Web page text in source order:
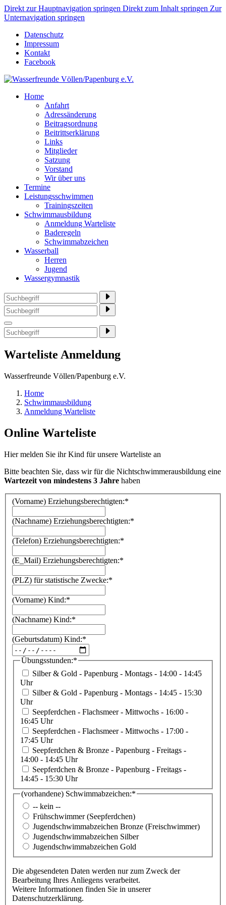
Direkt zur Hauptnavigation springen Direkt zum Inhalt springen Zur
Unternavigation springen
Datenschutz
Impressum
Kontakt
Facebook
Home
Anfahrt
Adressänderung
Beitragsordnung
Beitrittserklärung
Links
Mitglieder
Satzung
Vorstand
Wir über uns
Termine
Leistungsschwimmen
Trainingszeiten
Schwimmausbildung
Anmeldung Warteliste
Baderegeln
Schwimmabzeichen
Wasserball
Herren
Jugend
Wassergymnastik
Warteliste Anmeldung
Wasserfreunde Völlen/Papenburg e.V.
Home
Schwimmausbildung
Anmeldung Warteliste
Online Warteliste
Hier melden Sie ihr Kind für unsere Warteliste an
Bitte beachten Sie, dass wir für die Nichtschwimmerausbildung eine
Wartezeit von mindestens 3 Jahre haben
(Vorname) Erziehungsberechtigten:*
(Nachname) Erziehungsberechtigten:*
(Telefon) Erziehungsberechtigten:*
(E_Mail) Erziehungsberechtigten:*
(PLZ) für statistische Zwecke:*
(Vorname) Kind:*
(Nachname) Kind:*
(Geburtsdatum) Kind:*
Übungsstunden:*
Uhr
Uhr
16:45 Uhr
17:45 Uhr
14:00 - 14:45 Uhr
14:45 - 15:30 Uhr
(vorhandene) Schwimmabzeichen:*
-- kein --
Frühschwimmer (Seepferdchen)
Jugendschwimmabzeichen Bronze (Freischwimmer)
Jugendschwimmabzeichen Silber
Jugendschwimmabzeichen Gold
Die abgesendeten Daten werden nur zum Zweck der
Bearbeitung Ihres Anliegens verarbeitet.
Weitere Informationen finden Sie in unserer
Datenschutzerklärung.